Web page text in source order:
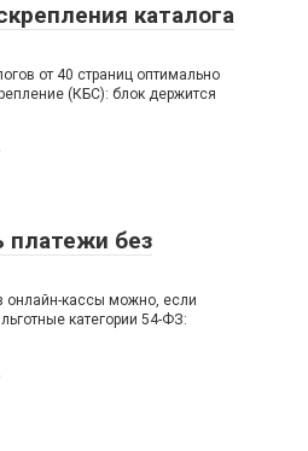
каталога
от 40 страниц оптимально
(КБС): блок держится
платежи без
онлайн-кассы можно, если
категории 54-ФЗ: